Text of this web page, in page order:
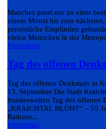
Manches passt nur zu einer
einem Monat bis zum
persönliche Empfinden
vielen Menschen in der
Weiterlesen
Tag des offenen
Tag des offenen Denkmals in
13. September Die Stadt
bundesweiten Tag des offenen
„KRAICHTAL BLÜHT“ – 55
Rathaus...
Weiterlesen